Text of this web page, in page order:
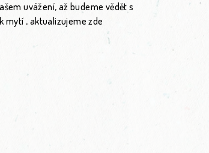
uvážení, až budeme vědět s
mytí , aktualizujeme zde